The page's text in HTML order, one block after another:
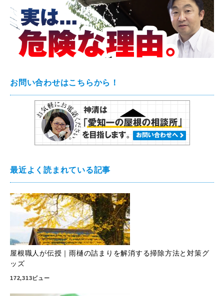
お問い合わせはこちらから！
最近よく読まれている記事
屋根職人が伝授｜雨樋の詰まりを解消する掃除方法と対策グ
ッズ
172,313ビュー